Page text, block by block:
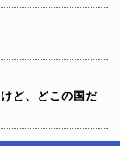
ど、どこの国だ